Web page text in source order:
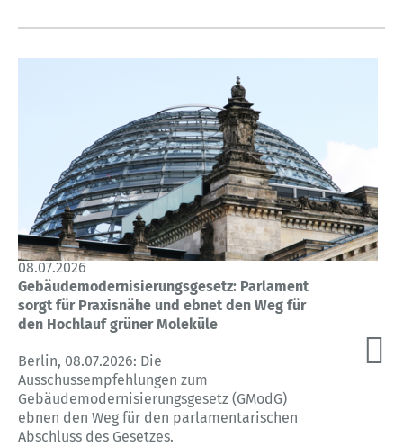
08.07.2026
Gebäudemodernisierungsgesetz: Parlament
sorgt für Praxisnähe und ebnet den Weg für
den Hochlauf grüner Moleküle
Berlin, 08.07.2026: Die
Ausschussempfehlungen zum
Gebäudemodernisierungsgesetz (GModG)
ebnen den Weg für den parlamentarischen
Abschluss des Gesetzes.